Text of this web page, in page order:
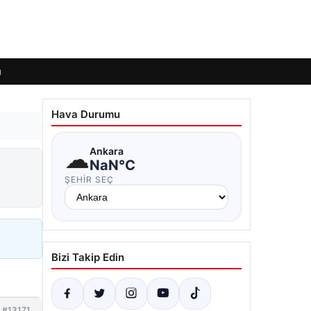
Hava Durumu
☁Ankara
NaN°C
ŞEHIR SEÇ
Bizi Takip Edin